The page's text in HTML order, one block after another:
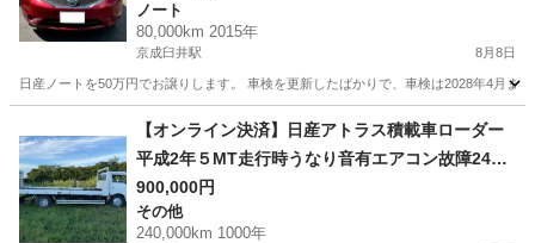
ノート
80,000km 2015年
京成臼井駅 8月8日
日産ノートを50万円でお譲りします。 車検を更新したばかりで、車検は2028年4月ま
京成臼井駅 ノート
【オンライン決済】日産アトラス積載車ローダー
平成2年５MT走行時うなり音有エアコン故障24万
キロ積載量2150ｋｇ車検令和9年3月31日迄自動車
税リサイクル込
900,000円
その他
240,000km 1000年